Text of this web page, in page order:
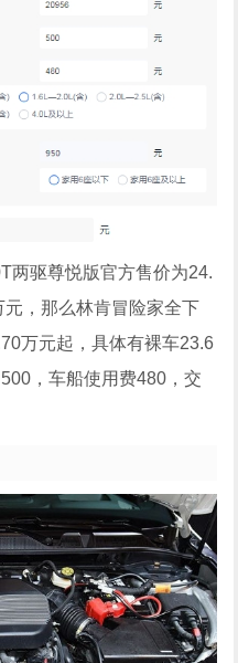
两驱尊悦版官方售价为24.
，那么林肯冒险家全下
万元起，具体有裸车23.6
，车船使用费480，交